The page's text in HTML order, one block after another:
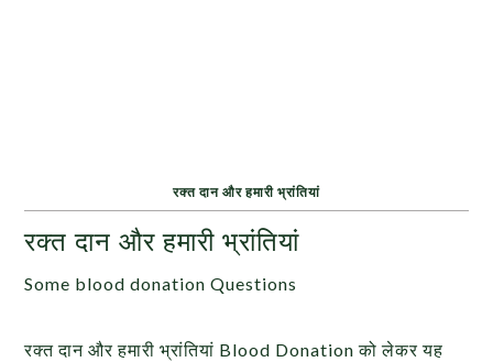
रक्त दान और हमारी भ्रांतियां
रक्त दान और हमारी भ्रांतियां
Some blood donation Questions
रक्त दान और हमारी भ्रांतियां Blood Donation को लेकर यह